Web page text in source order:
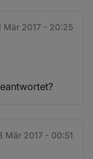
Mär 2017 - 20:25
Mär 2017 - 00:51